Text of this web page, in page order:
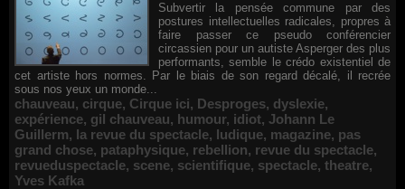
Subvertir la pensée commune par des
postures intellectuelles radicales, propres à
faire passer ce pseudo conférencier
circassien pour un autiste Asperger des plus
performants, semble le crédo existentiel de
cet artiste hors normes. Par le biais de son regard décalé, il recrée
sous nos yeux un monde...
chauveau, cirque, Cirque ici, Desproges, dyslexie,
expérience, gil chauveau, humour, idiot, Johann Le
Guillerm, la revue du spectacle, ludique, magazine, pas
grand chose, pataphysique, rebellion, revue du spectacle,
revueduspectacle, scene, scientifique, spectacle, theatre,
Yves Kafka